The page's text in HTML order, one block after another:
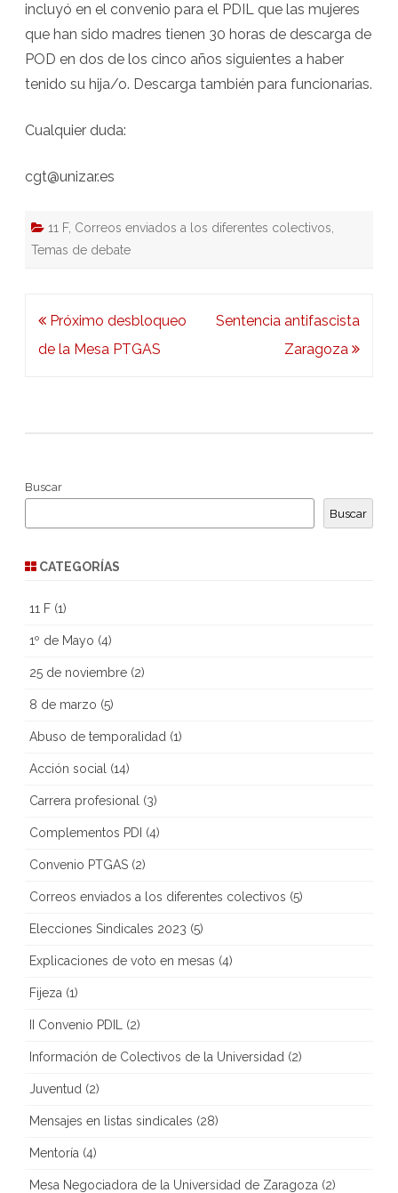
incluyó en el convenio para el PDIL que las mujeres
que han sido madres tienen 30 horas de descarga de
POD en dos de los cinco años siguientes a haber
tenido su hija/o. Descarga también para funcionarias.
Cualquier duda:
cgt@unizar.es
11 F, Correos enviados a los diferentes colectivos
Temas de debate
Navegación
de
Próximo desbloqueo
de la Mesa PTGAS
Sentencia antifascista
Zaragoza
Buscar
Buscar
CATEGORÍAS
11 F (1)
1º de Mayo (4)
25 de noviembre (2)
8 de marzo (5)
Abuso de temporalidad (1)
Acción social (14)
Carrera profesional (3)
Complementos PDI (4)
Convenio PTGAS (2)
Correos enviados a los diferentes colectivos (5)
Elecciones Sindicales 2023 (5)
Explicaciones de voto en mesas (4)
Fijeza (1)
II Convenio PDIL (2)
Información de Colectivos de la Universidad (2)
Juventud (2)
Mensajes en listas sindicales (28)
Mentoría (4)
Mesa Negociadora de la Universidad de Zaragoza (2)